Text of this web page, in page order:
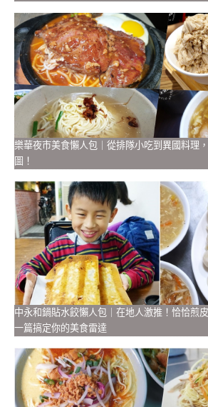
樂華夜市美食懶人包｜從排隊小吃到異國料理
圖！
中永和鍋貼水餃懶人包｜在地人激推！恰恰煎
一篇搞定你的美食雷達